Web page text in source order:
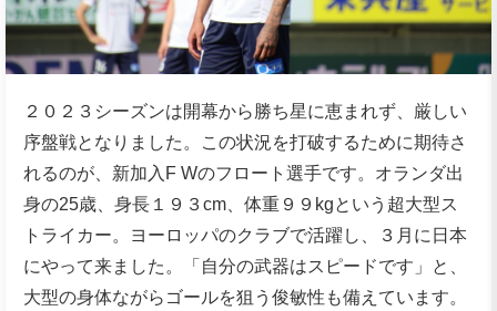
２０２３シーズンは開幕から勝ち星に恵まれず、厳しい
序盤戦となりました。この状況を打破するために期待さ
れるのが、新加入F Wのフロート選手です。オランダ出
身の25歳、身長１９３cm、体重９９kgという超大型ス
トライカー。ヨーロッパのクラブで活躍し、３月に日本
にやって来ました。「自分の武器はスピードです」と、
大型の身体ながらゴールを狙う俊敏性も備えています。